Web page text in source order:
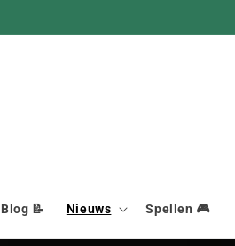
Blog 📝 Nieuws Spellen 🎮